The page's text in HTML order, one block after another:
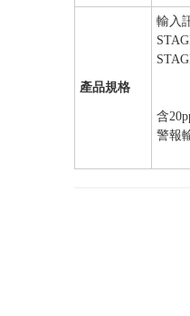
產品規格
輸入
含
警報
付